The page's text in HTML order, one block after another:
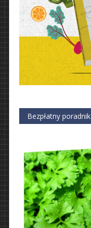
Bezpłatny poradnik